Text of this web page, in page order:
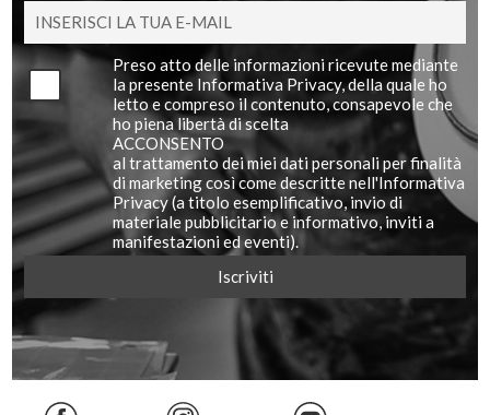
Preso atto delle informazioni ricevute mediante
la presente Informativa Privacy, della quale ho
letto e compreso il contenuto, consapevole che
ho piena libertà di scelta
ACCONSENTO
al trattamento dei miei dati personali per finalità
di marketing così come descritte nell'Informativa
Privacy (a titolo esemplificativo, invio di
materiale pubblicitario e informativo, inviti a
manifestazioni ed eventi).